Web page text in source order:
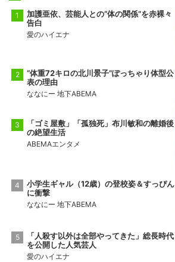
加護亜依、芸能人との“体の関係”を赤裸々
告白
愛のハイエナ
“体重72キロの北川景子”ぽっちゃり体型公
表の理由
ななにー 地下ABEMA
「ゴミ屋敷」「孤独死」布川敏和の離婚後
の絶望生活
ABEMAエンタメ
小学生ギャル（12歳）の登校姿＆すっぴん
に衝撃
ななにー 地下ABEMA
「人殺す以外は全部やってきた」総長時代
を公開した人気芸人
愛のハイエナ